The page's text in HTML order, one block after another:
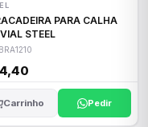
PARA CALHA
STEEL
Carrinho Pedir